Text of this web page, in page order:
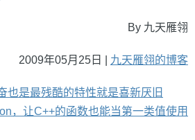
By 九天雁翎
2009年05月25日 | 九天雁翎的博客
也是最残酷的特性就是喜新厌旧
，让C++的函数也能当第一类值使用